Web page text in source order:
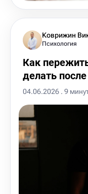
Коврижин
Психология
Как
делать
04.06.2026 . 9